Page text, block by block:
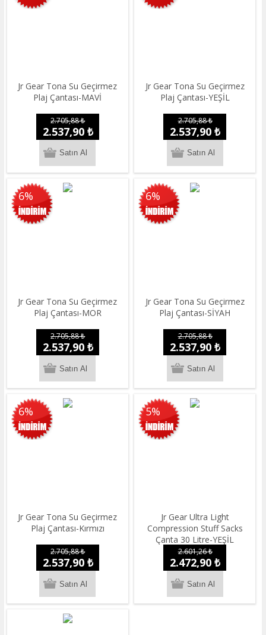
Jr Gear Tona Su Geçirmez
Plaj Çantası-MAVİ
2.705,88 ₺
2.537,90 ₺
Jr Gear Tona Su Geçirmez
Plaj Çantası-YEŞİL
2.705,88 ₺
2.537,90 ₺
6%
Jr Gear Tona Su Geçirmez
Plaj Çantası-MOR
2.705,88 ₺
2.537,90 ₺
6%
Jr Gear Tona Su Geçirmez
Plaj Çantası-SİYAH
2.705,88 ₺
2.537,90 ₺
6%
Jr Gear Tona Su Geçirmez
Plaj Çantası-Kırmızı
2.705,88 ₺
2.537,90 ₺
5%
Jr Gear Ultra Light
Compression Stuff Sacks
Çanta 30 Litre-YEŞİL
2.601,26 ₺
2.472,90 ₺